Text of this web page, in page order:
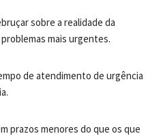
sobre a realidade da
mais urgentes.
de atendimento de urgência
prazos menores do que os que